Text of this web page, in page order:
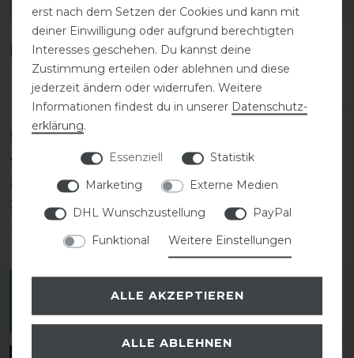
Kundenrezensionen (0)
5
4
0
3
0
2
0
1
Melde dich an, um eine Kundenrezension zu
verfassen.
erst nach dem Setzen der Cookies und kann mit
deiner Einwilligung oder aufgrund berechtigten
Interesses geschehen. Du kannst deine
Zustimmung erteilen oder ablehnen und diese
jederzeit ändern oder widerrufen. Weitere
Informationen findest du in unserer Daten­schutz­
erklärung.
Essenziell
Statistik
Marketing
Externe Medien
DHL Wunschzustellung
PayPal
Funktional
Weitere Einstellungen
ALLE AKZEPTIEREN
ALLE ABLEHNEN